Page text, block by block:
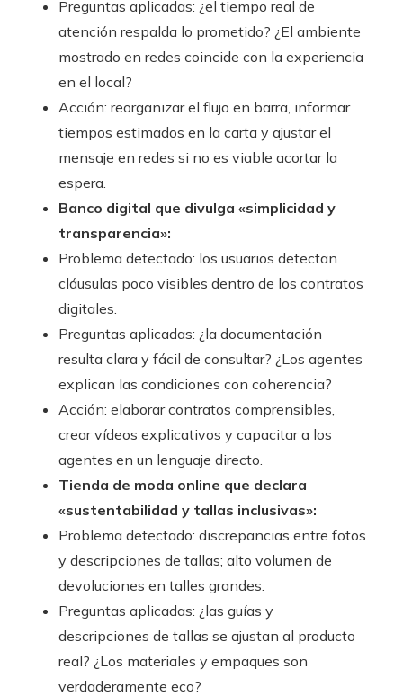
Preguntas aplicadas: ¿el tiempo real de
atención respalda lo prometido? ¿El ambiente
mostrado en redes coincide con la experiencia
en el local?
Acción: reorganizar el flujo en barra, informar
tiempos estimados en la carta y ajustar el
mensaje en redes si no es viable acortar la
espera.
Banco digital que divulga «simplicidad y
transparencia»:
Problema detectado: los usuarios detectan
cláusulas poco visibles dentro de los contratos
digitales.
Preguntas aplicadas: ¿la documentación
resulta clara y fácil de consultar? ¿Los agentes
explican las condiciones con coherencia?
Acción: elaborar contratos comprensibles,
crear vídeos explicativos y capacitar a los
agentes en un lenguaje directo.
Tienda de moda online que declara
«sustentabilidad y tallas inclusivas»:
Problema detectado: discrepancias entre fotos
y descripciones de tallas; alto volumen de
devoluciones en talles grandes.
Preguntas aplicadas: ¿las guías y
descripciones de tallas se ajustan al producto
real? ¿Los materiales y empaques son
verdaderamente eco?